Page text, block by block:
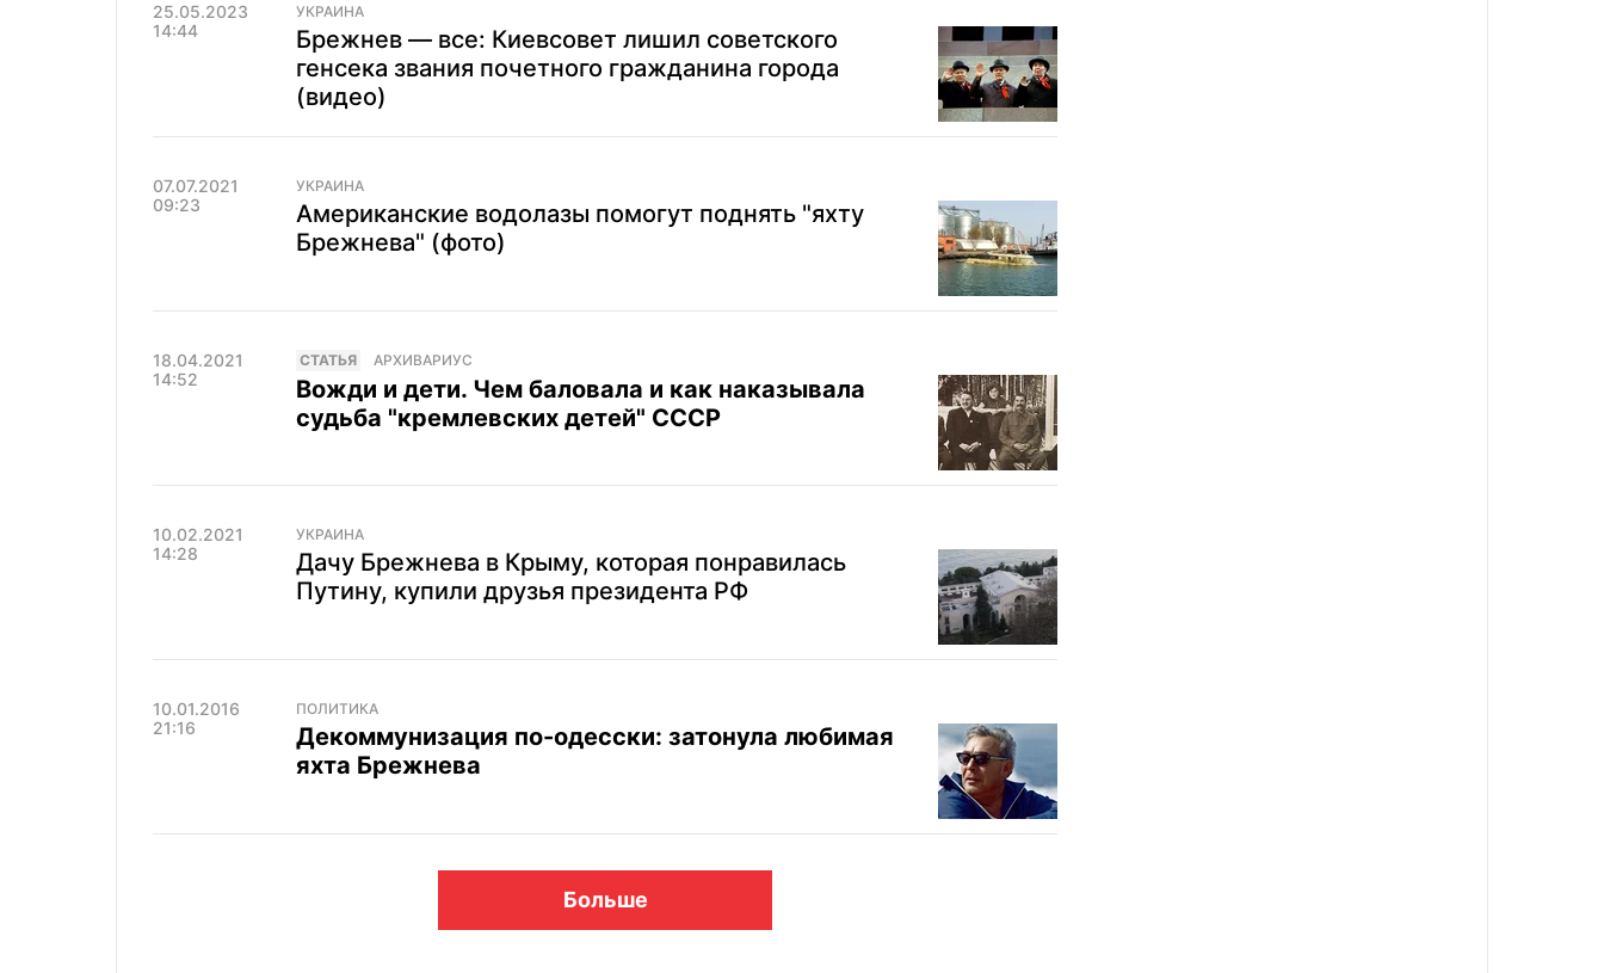
25.05.2023
14:44
УКРАИНА
Брежнев — все: Киевсовет лишил советского
генсека звания почетного гражданина города
(видео)
07.07.2021
09:23
УКРАИНА
Американские водолазы помогут поднять "яхту
Брежнева" (фото)
18.04.2021
14:52
CТАТЬЯ АРХИВАРИУС
Вожди и дети. Чем баловала и как наказывала
судьба "кремлевских детей" СССР
10.02.2021
14:28
УКРАИНА
Дачу Брежнева в Крыму, которая понравилась
Путину, купили друзья президента РФ
10.01.2016
21:16
ПОЛИТИКА
Декоммунизация по-одесски: затонула любимая
яхта Брежнева
Больше